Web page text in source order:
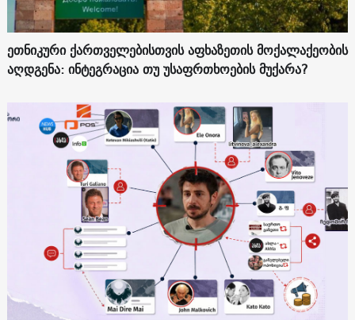
ეთნიკური ქართველებისთვის აფხაზეთის მოქალაქეობის
აღდგენა: ინტეგრაცია თუ უსაფრთხოების მუქარა?